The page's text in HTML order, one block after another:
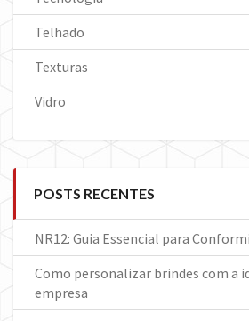
Telhado
Texturas
Vidro
POSTS RECENTES
NR12: Guia Essencial para
Como personalizar brindes com a
empresa